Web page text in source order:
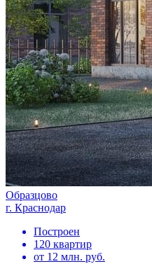
Образцово
г. Краснодар
Построен
120 квартир
от 12 млн. руб.